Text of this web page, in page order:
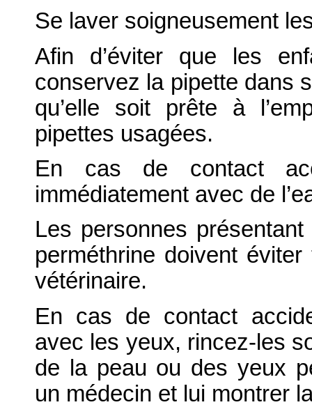
Se laver soigneusement
Afin d’éviter que les
conservez la pipette dans
qu’elle soit prête à
pipettes usagées.
En cas de contact
immédiatement avec de
Les personnes
perméthrine doivent
vétérinaire.
En cas de contact
avec les yeux, rincez-les
de la peau ou des yeux
un médecin et lui montrer